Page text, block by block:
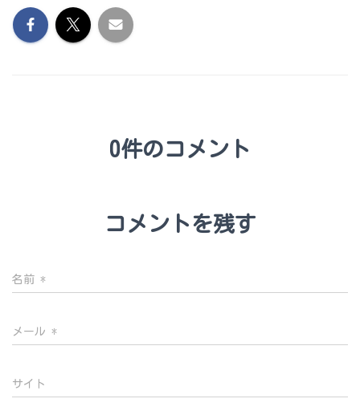
0件のコメント
コメントを残す
名前 *
メール *
サイト